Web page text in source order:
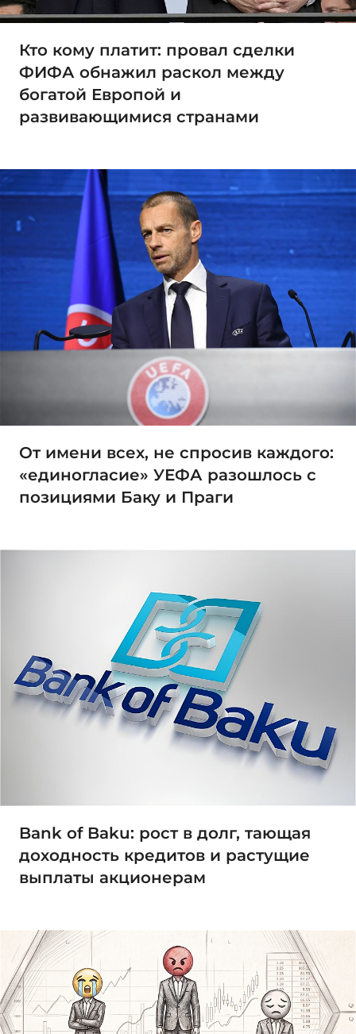
Кто кому платит: провал сделки
ФИФА обнажил раскол между
богатой Европой и
развивающимися странами
От имени всех, не спросив каждого:
«единогласие» УЕФА разошлось с
позициями Баку и Праги
Bank of Baku: рост в долг, тающая
доходность кредитов и растущие
выплаты акционерам